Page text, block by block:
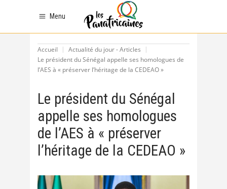
Menu
Accueil
Actualité du jour - Articles
Le président du Sénégal appelle ses homologues de
l’AES à « préserver l’héritage de la CEDEAO »
Le président du Sénégal
appelle ses homologues
de l’AES à « préserver
l’héritage de la CEDEAO »